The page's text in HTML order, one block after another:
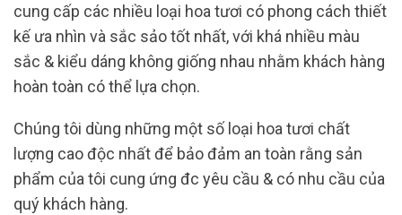
cung cấp các nhiều loại hoa tươi có phong cách thiết
kế ưa nhìn và sắc sảo tốt nhất, với khá nhiều màu
sắc & kiểu dáng không giống nhau nhằm khách hàng
hoàn toàn có thể lựa chọn.
Chúng tôi dùng những một số loại hoa tươi chất
lượng cao độc nhất để bảo đảm an toàn rằng sản
phẩm của tôi cung ứng đc yêu cầu & có nhu cầu của
quý khách hàng.